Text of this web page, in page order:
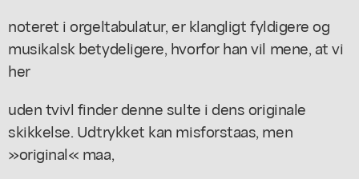
noteret i orgeltabulatur, er klangligt fyldigere og
musikalsk betydeligere, hvorfor han vil mene, at vi
her
uden tvivl finder denne sulte i dens originale
skikkelse. Udtrykket kan misforstaas, men
»original« maa,